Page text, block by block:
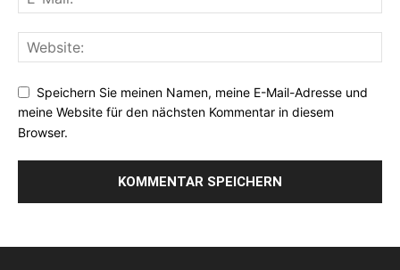
Speichern Sie meinen Namen, meine E-Mail-Adresse und
meine Website für den nächsten Kommentar in diesem
Browser.